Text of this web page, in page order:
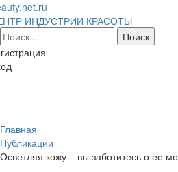
ИНДУСТРИИ КРАСОТЫ
Главная
Публикации
Осветляя кожу – вы заботитесь о ее